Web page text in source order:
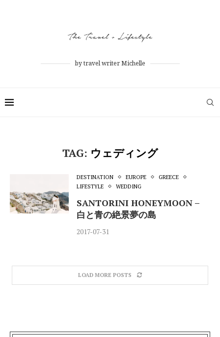
by travel writer Michelle
TAG: ウェディング
DESTINATION EUROPE
GREECE
LIFESTYLE
WEDDING
SANTORINI HONEYMOON –
白と青の絶景夢の島
2017-07-31
LOAD MORE POSTS